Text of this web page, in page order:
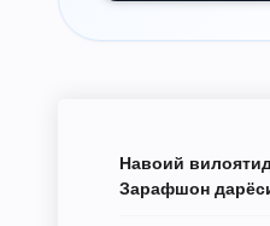
Навоий
Зарафшон